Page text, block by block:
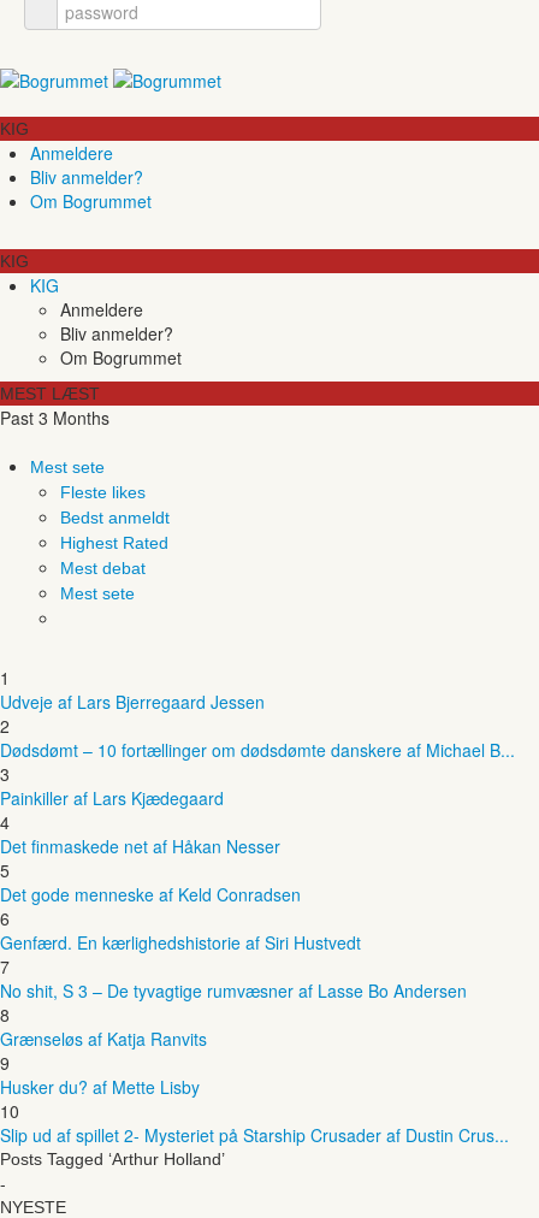
KIG
Anmeldere
Bliv anmelder?
Om Bogrummet
KIG
KIG
Anmeldere
Bliv anmelder?
Om Bogrummet
MEST LÆST
Past 3 Months
Mest sete
Fleste likes
Bedst anmeldt
Highest Rated
Mest debat
Mest sete
1
Udveje af Lars Bjerregaard Jessen
2
Dødsdømt – 10 fortællinger om dødsdømte danskere af Michael B...
3
Painkiller af Lars Kjædegaard
4
Det finmaskede net af Håkan Nesser
5
Det gode menneske af Keld Conradsen
6
Genfærd. En kærlighedshistorie af Siri Hustvedt
7
No shit, S 3 – De tyvagtige rumvæsner af Lasse Bo Andersen
8
Grænseløs af Katja Ranvits
9
Husker du? af Mette Lisby
10
Slip ud af spillet 2- Mysteriet på Starship Crusader af Dustin Crus...
Posts Tagged ‘Arthur Holland’
-
NYESTE